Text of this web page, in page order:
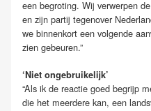
een begroting. Wij verwerpen
en zijn partij tegenover
we binnenkort een volgende
zien gebeuren.”
‘Niet ongebruikelijk’
“Als ik de reactie goed begrijp
die het meerdere kan, een